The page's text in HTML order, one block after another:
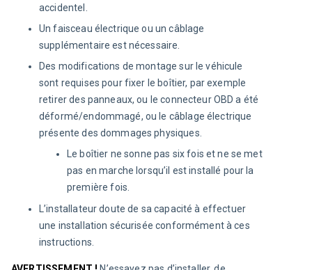
accidentel.
Un faisceau électrique ou un câblage
supplémentaire est nécessaire.
Des modifications de montage sur le véhicule
sont requises pour fixer le boîtier, par exemple
retirer des panneaux, ou le connecteur OBD a été
déformé/endommagé, ou le câblage électrique
présente des dommages physiques.
Le boîtier ne sonne pas six fois et ne se met
pas en marche lorsqu’il est installé pour la
première fois.
L’installateur doute de sa capacité à effectuer
une installation sécurisée conformément à ces
instructions.